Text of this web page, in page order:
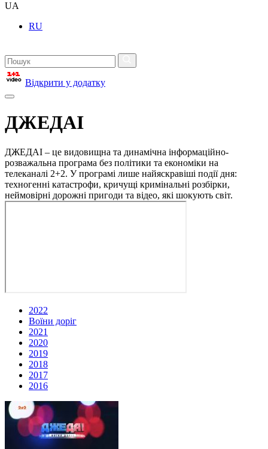
UA
RU
Відкрити у додатку
ДЖЕДАІ
ДЖЕДАІ – це видовищна та динамічна інформаційно-
розважальна програма без політики та економіки на
телеканалі 2+2. У програмі лише найяскравіші події дня:
техногенні катастрофи, кричущі кримінальні розбірки,
неймовірні дорожні пригоди та відео, які шокують світ.
2022
Воїни доріг
2021
2020
2019
2018
2017
2016